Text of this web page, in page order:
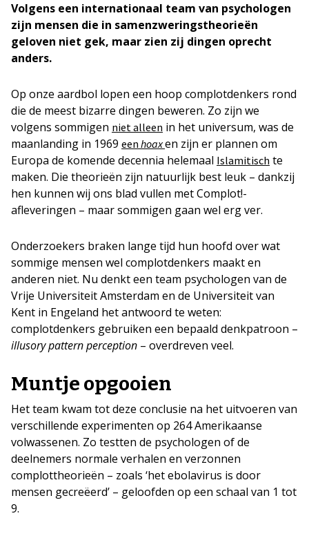
Volgens een internationaal team van psychologen
zijn mensen die in samenzweringstheorieën
geloven niet gek, maar zien zij dingen oprecht
anders.
Op onze aardbol lopen een hoop complotdenkers rond
die de meest bizarre dingen beweren. Zo zijn we
volgens sommigen niet alleen in het universum, was de
maanlanding in 1969 een hoaxen zijn er plannen om
Europa de komende decennia helemaal Islamitisch te
maken. Die theorieën zijn natuurlijk best leuk – dankzij
hen kunnen wij ons blad vullen met Complot!-
afleveringen – maar sommigen gaan wel erg ver.
Onderzoekers braken lange tijd hun hoofd over wat
sommige mensen wel complotdenkers maakt en
anderen niet. Nu denkt een team psychologen van de
Vrije Universiteit Amsterdam en de Universiteit van
Kent in Engeland het antwoord te weten:
complotdenkers gebruiken een bepaald denkpatroon –
illusory pattern perception – overdreven veel.
Muntje opgooien
Het team kwam tot deze conclusie na het uitvoeren van
verschillende experimenten op 264 Amerikaanse
volwassenen. Zo testten de psychologen of de
deelnemers normale verhalen en verzonnen
complottheorieën – zoals ‘het ebolavirus is door
mensen gecreëerd’ – geloofden op een schaal van 1 tot
9.